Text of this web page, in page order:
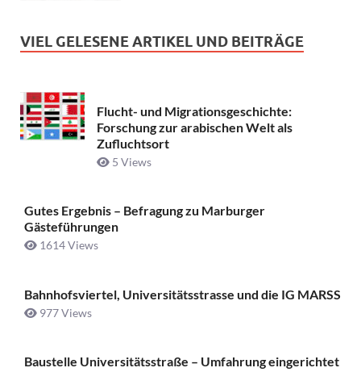
VIEL GELESENE ARTIKEL UND BEITRÄGE
Flucht- und Migrationsgeschichte:
Forschung zur arabischen Welt als
Zufluchtsort
5 Views
Gutes Ergebnis – Befragung zu Marburger
Gästeführungen
1614 Views
Bahnhofsviertel, Universitätsstrasse und die IG MARSS
977 Views
Baustelle Universitätsstraße ­– Umfahrung eingerichtet